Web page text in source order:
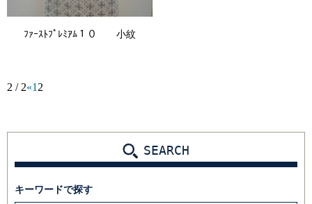
ﾌｧｰｽﾄﾌﾟﾚﾐｱﾑ１０ 小紋
2 / 2«1 2
SEARCH
キーワードで探す